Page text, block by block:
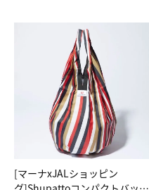
[マーナxJALショッピン